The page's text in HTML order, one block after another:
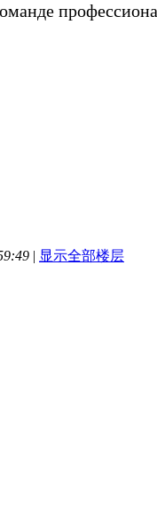
| 显示全部楼层